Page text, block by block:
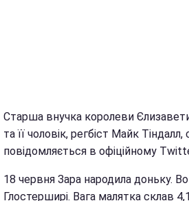
Старша внучка королеви
та її чоловік, регбіст Майк
повідомляється в офіційному
18 червня Зара народила доньку.
Глостерширі. Вага малятка склав